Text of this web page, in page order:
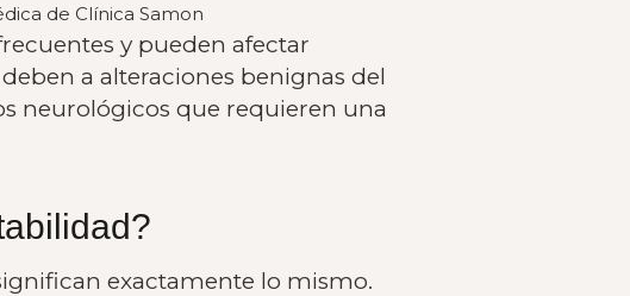
de Clínica Samon
y pueden afectar
a alteraciones benignas del
neurológicos que requieren una
exactamente lo mismo.